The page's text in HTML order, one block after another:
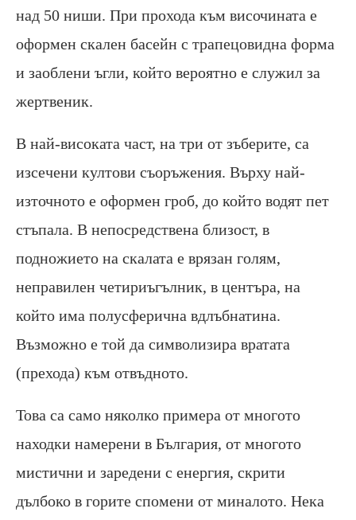
над 50 ниши. При прохода към височината е
оформен скален басейн с трапецовидна форма
и заоблени ъгли, който вероятно е служил за
жертвеник.
В най-високата част, на три от зъберите, са
изсечени култови съоръжения. Върху най-
източното е оформен гроб, до който водят пет
стъпала. В непосредствена близост, в
подножието на скалата е врязан голям,
неправилен четириъгълник, в центъра, на
който има полусферична вдлъбнатина.
Възможно е той да символизира вратата
(прехода) към отвъдното.
Това са само няколко примера от многото
находки намерени в България, от многото
мистични и заредени с енергия, скрити
дълбоко в горите спомени от миналото. Нека